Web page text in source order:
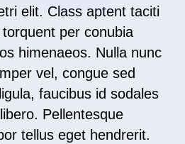
elit. Class aptent taciti
per conubia
himenaeos. Nulla nunc
vel, congue sed
faucibus id sodales
Pellentesque
tellus eget hendrerit.